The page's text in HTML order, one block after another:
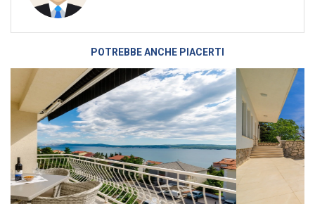
POTREBBE ANCHE PIACERTI